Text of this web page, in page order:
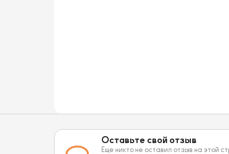
Оставьте свой отзыв
Еще никто не оставил отзыв на этой